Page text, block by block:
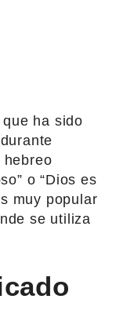
ha sido
hebreo
o “Dios es
muy popular
se utiliza